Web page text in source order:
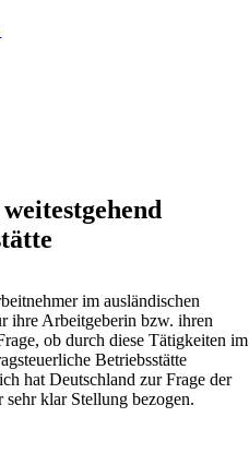
im ausländischen
ihre Arbeitgeberin bzw. ihren
ob durch diese Tätigkeiten im
Betriebsstätte
hat Deutschland zur Frage der
klar Stellung bezogen.